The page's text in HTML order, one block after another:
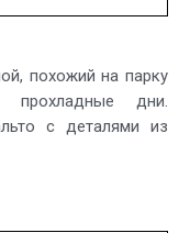
похожий на парку
прохладные дни.
с деталями из